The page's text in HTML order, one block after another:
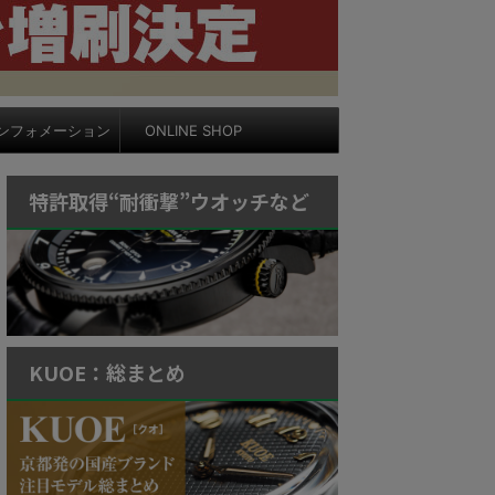
フォメーション ONLINE SHOP
特許取得“耐衝撃”ウオッチなど
KUOE：総まとめ